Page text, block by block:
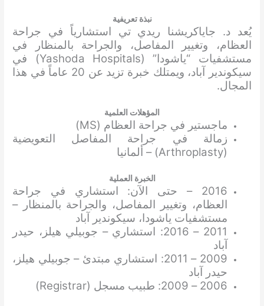
نبذة تعريفية
يُعد د. جاياكريشنا ريدي تي استشارياً في جراحة
العظام، وتغيير المفاصل، والجراحة بالمنظار في
مستشفيات “ياشودا” (Yashoda Hospitals) في
سيكوندير آباد، ويمتلك خبرة تزيد عن 20 عاماً في هذا
المجال.
المؤهلات العلمية
ماجستير في جراحة العظام (MS)
زمالة في جراحة المفاصل التعويضية
(Arthroplasty) – ألمانيا
الخبرة العملية
2016 – حتى الآن: استشاري في جراحة
العظام، وتغيير المفاصل، والجراحة بالمنظار –
مستشفيات ياشودا، سيكوندير آباد
2011 – 2016: استشاري – جوبيلي هيلز، حيدر
آباد
2009 – 2011: استشاري مبتدئ – جوبيلي هيلز،
حيدر آباد
2006 – 2009: طبيب مسجل (Registrar)